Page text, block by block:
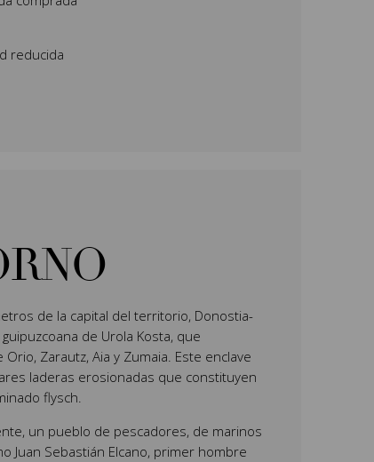
reducida
de la capital del territorio, Donostia-
de Urola Kosta, que
Zarautz, Aia y Zumaia. Este enclave
laderas erosionadas que constituyen
flysch.
un pueblo de pescadores, de marinos
Juan Sebastián Elcano, primer hombre